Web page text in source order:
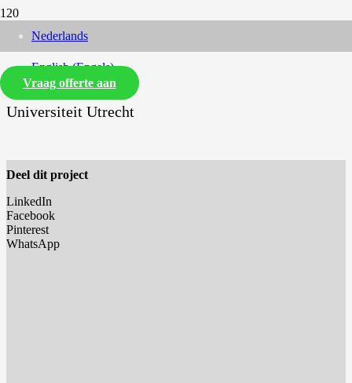
Nederlands
English(Engels)
Vraag offerte aan
Universiteit Utrecht
Deel dit project
LinkedIn
Facebook
Pinterest
WhatsApp